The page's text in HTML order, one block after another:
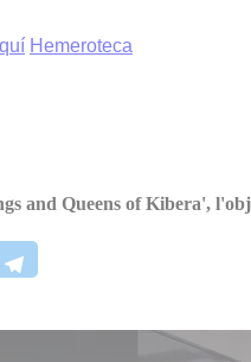
Hemeroteca
and Queens of Kibera',